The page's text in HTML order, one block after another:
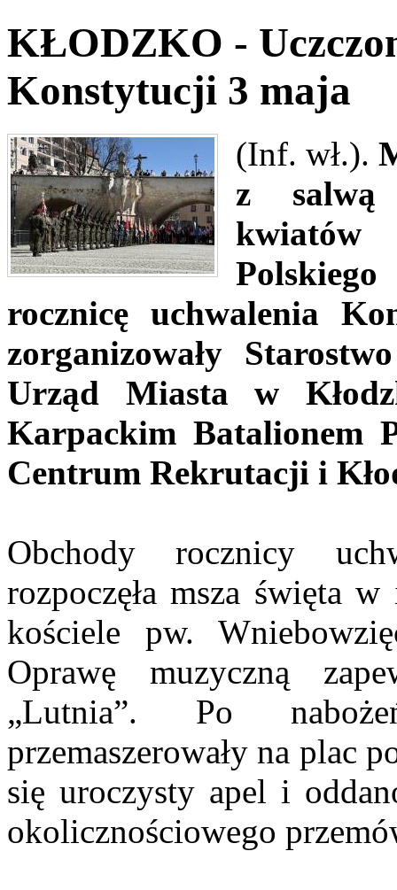
KŁODZKO -
Konstytucji 3 maja
(Inf. wł.).
z salwą
kwiatów
rocznicę uchwalenia
zorganizowały
Urząd Miasta w
Karpackim Batalionem
Centrum Rekrutacji i
Obchody rocznicy
rozpoczęła msza święta
kościele pw.
Oprawę muzyczną
„Lutnia”. Po
przemaszerowały na plac
się uroczysty apel i
okolicznościowego